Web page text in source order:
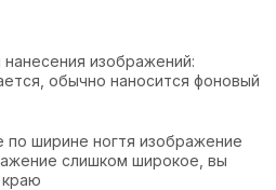
изображений:
обычно наносится фоновый
ширине ногтя изображение
слишком широкое, вы